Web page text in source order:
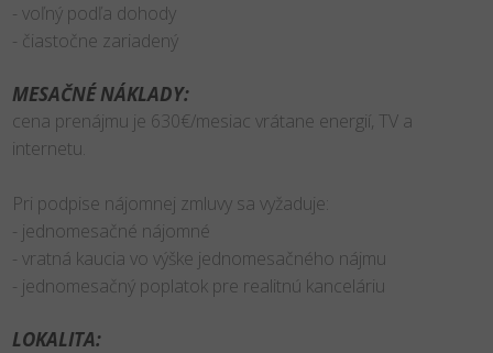
- voľný podľa dohody
- čiastočne zariadený
MESAČNÉ NÁKLADY:
cena prenájmu je 630€/mesiac vrátane energií, TV a
internetu.
Pri podpise nájomnej zmluvy sa vyžaduje:
- jednomesačné nájomné
- vratná kaucia vo výške jednomesačného nájmu
- jednomesačný poplatok pre realitnú kanceláriu
LOKALITA: